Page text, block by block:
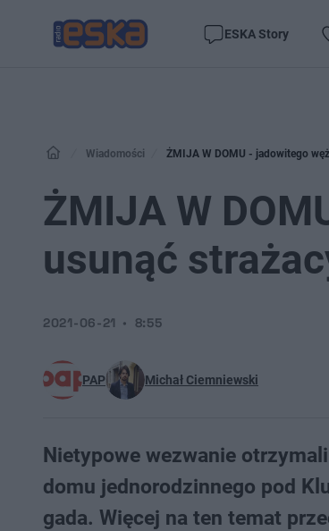
ESKA Story
Wiadomości ŻMIJA W DOMU - jadowitego
ŻMIJA W
usunąć
PAP Michał Ciemniewski
2021-06-21 8:55
Nietypowe wezwanie
domu jednorodzinnego pod
gada. Więcej na ten temat